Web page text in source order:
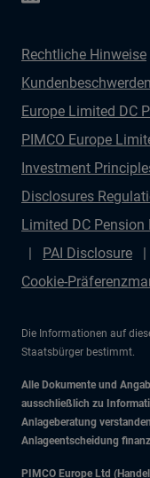
Rechtliche Hinweise
Kundenbeschwerden
Europe Limited DC
PIMCO Europe
Investment
Disclosures
Limited DC
PAI Disclosure
Cookie-
Die Informationen auf
Staatsbürger bestimmt.
Alle Dokumente und
ausschließlich zu
Anlageberatung
Anlageentscheidung
PIMCO Europe Ltd